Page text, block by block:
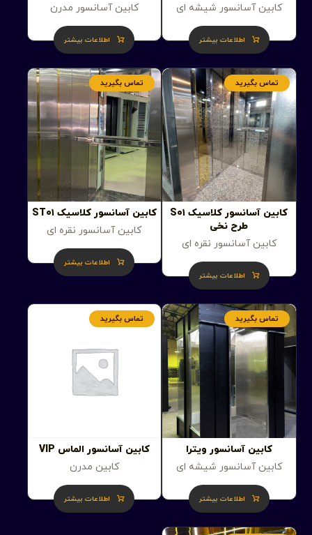
کابین آسانسور شیشه ای
اطلاعات بیشتر
کابین آسانسور مدرن
اطلاعات بیشتر
کابین آسانسور کلاسیک S۰۱
طرح نخی
کابین آسانسور نقره ای
تماس بگیرید
اطلاعات بیشتر
کابین آسانسور کلاسیک ST۰۱
کابین آسانسور نقره ای
تماس بگیرید
اطلاعات بیشتر
کابین آسانسور ویترا
کابین آسانسور شیشه ای
تماس بگیرید
اطلاعات بیشتر
کابین آسانسور الماس VIP
کابین مدرن
تماس بگیرید
اطلاعات بیشتر